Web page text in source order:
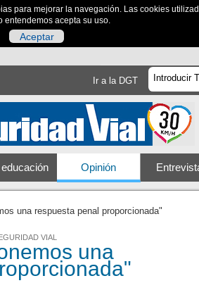
para mejorar la navegación. Las cookies
entendemos acepta su uso.
Aceptar
Ir a la DGT
Opinión
una respuesta penal proporcionada"
VIAL
una